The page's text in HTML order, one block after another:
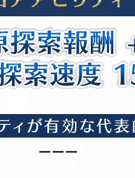
ーーー